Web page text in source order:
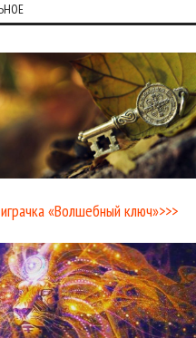
«Волшебный ключ»>>>